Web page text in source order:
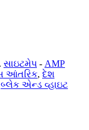
સાઇટમેપ - AMP
આંતરિક, દેશ
બ્લેક એન્ડ વ્હાઇટ